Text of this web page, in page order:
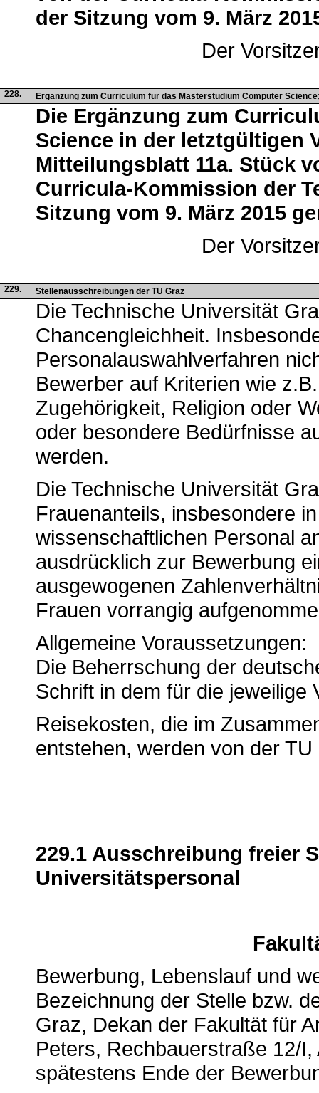
der Sitzung vom 9. März
Der
228. Ergänzung zum Curriculum für das Masterstudium Computer
Die Ergänzung zum
Science in der letztgültigen
Mitteilungsblatt 11a. Stück
Curricula-Kommission der
Sitzung vom 9. März 2015
Der
229. Stellenausschreibungen der TU Graz
Die Technische Universität
Chancengleichheit.
Personalauswahlverfahren
Bewerber auf Kriterien wie
Zugehörigkeit, Religion oder
oder besondere Bedürfnisse
werden.
Die Technische Universität
Frauenanteils, insbesondere
wissenschaftlichen Personal
ausdrücklich zur Bewerbung
ausgewogenen
Frauen vorrangig
Allgemeine Voraussetzungen:
Die Beherrschung der
Schrift in dem für die jeweilige
Reisekosten, die im
entstehen, werden von der
229.1 Ausschreibung freier
Universitätspersonal
Bewerbung, Lebenslauf und
Bezeichnung der Stelle bzw.
Graz, Dekan der Fakultät für
Peters, Rechbauerstraße 12/
spätestens Ende der